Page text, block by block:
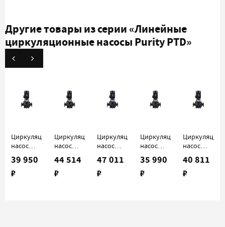
Другие товары из серии«Линейные
циркуляционные насосы Purity PTD»
Циркуляционный
насос
PTD 32-
18/2
39 950
₽
Циркуляционный
насос
PTD 32-
21/2
44 514
₽
Циркуляционный
насос
PTD 32-
26/2
47 011
₽
Циркуляционный
насос
PTD 40-
16/2
35 990
₽
насос
PTD 40-
21/2
40 811
₽